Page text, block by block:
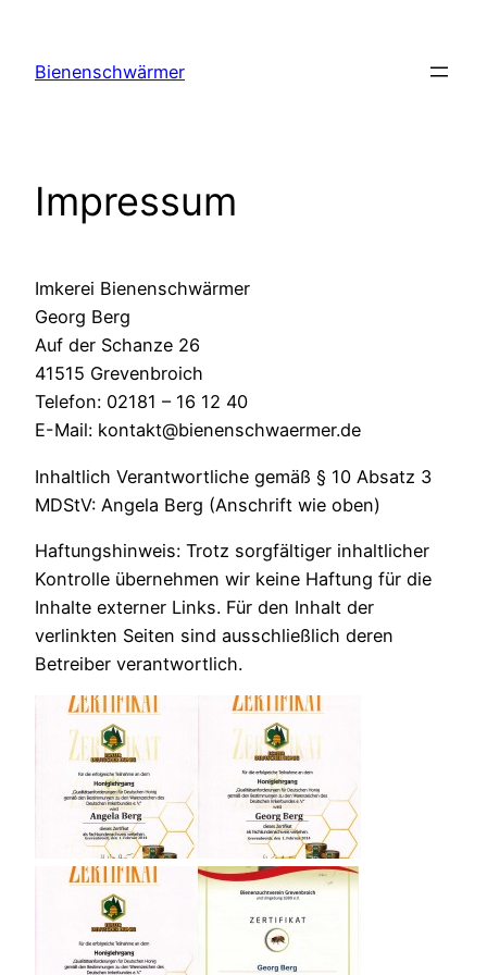
springen
Bienenschwärmer
Impressum
Imkerei Bienenschwärmer
Georg Berg
Auf der Schanze 26
41515 Grevenbroich
Telefon: 02181 – 16 12 40
E-Mail: kontakt@bienenschwaermer.de
Inhaltlich Verantwortliche gemäß § 10 Absatz 3
MDStV: Angela Berg (Anschrift wie oben)
Haftungshinweis: Trotz sorgfältiger inhaltlicher
Kontrolle übernehmen wir keine Haftung für die
Inhalte externer Links. Für den Inhalt der
verlinkten Seiten sind ausschließlich deren
Betreiber verantwortlich.